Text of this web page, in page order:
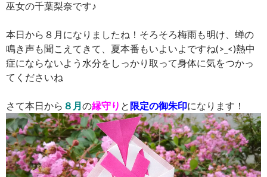
巫女の千葉梨奈です♪
本日から８月になりましたね！そろそろ梅雨も明け、蝉の
鳴き声も聞こえてきて、夏本番もいよいよですね(>_<)熱中
症にならないよう水分をしっかり取って身体に気をつかっ
てくださいね
さて本日から ８月の縁守り と 限定の御朱印になります！